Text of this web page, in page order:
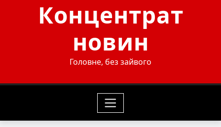
Концентрат
новин
Головне, без зайвого